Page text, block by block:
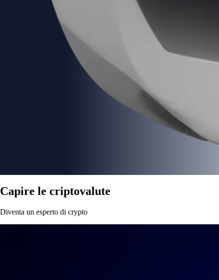
Capire le criptovalute
Diventa un esperto di crypto